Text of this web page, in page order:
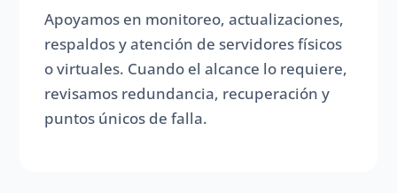
Apoyamos en monitoreo, actualizaciones,
respaldos y atención de servidores físicos
o virtuales. Cuando el alcance lo requiere,
revisamos redundancia, recuperación y
puntos únicos de falla.